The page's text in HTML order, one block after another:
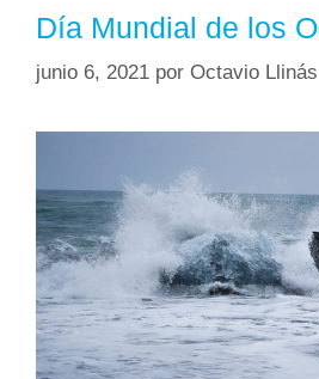
Día Mundial de los
junio 6, 2021 por Octavio Llinás